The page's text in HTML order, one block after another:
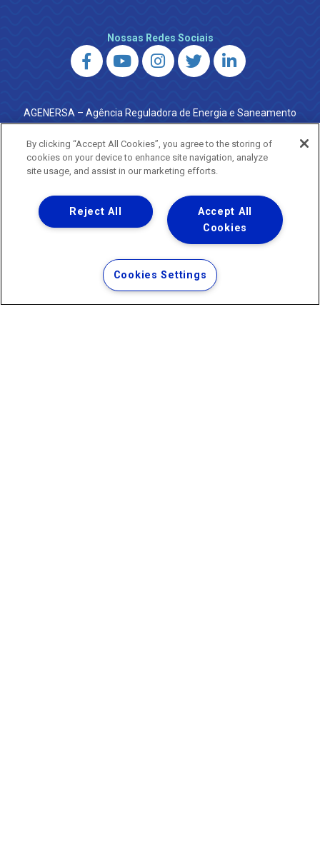
Nossas Redes Sociais
AGENERSA – Agência Reguladora de Energia e Saneamento
do Estado do Rio de Janeiro
0800 024 9040 · (21) 2332-6457 (WhatsApp) ·
ouvidoria@agenersa.rj.gov.br/ouvidoria.agenersa@gmail.com
·http://www.agenersa.rj.gov.br
Uma empresa
Copyright ® 2026 - Todos os Direitos Reservados.
Termos Gerais de Uso de Sites e Aplicativos
Política de Privacidade e Proteção de Dados
By clicking “Accept All Cookies”, you agree to the storing of
cookies on your device to enhance site navigation, analyze
site usage, and assist in our marketing efforts.
Accept All
Cookies
Reject All
Cookies Settings